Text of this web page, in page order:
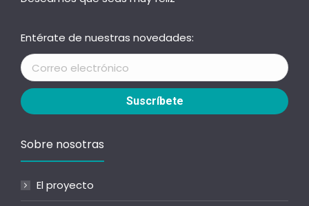
Entérate de nuestras novedades:
Sobre nosotras
El proyecto